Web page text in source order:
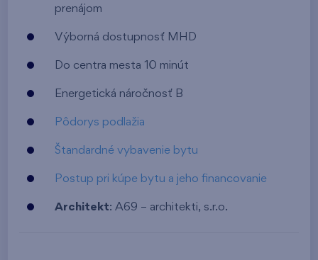
prenájom
Výborná dostupnosť MHD
Do centra mesta 10 minút
Energetická náročnosť B
Pôdorys podlažia
Štandardné vybavenie bytu
Postup pri kúpe bytu a jeho financovanie
Architekt: A69 – architekti, s.r.o.